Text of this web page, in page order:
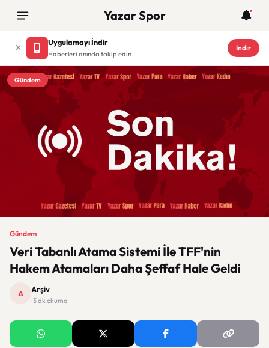
Yazar Spor
Uygulamayı İndir
Haberleri anında takip edin
İndir
Gündem
Gündem
Veri Tabanlı Atama Sistemi İle TFF'nin
Hakem Atamaları Daha Şeffaf Hale Geldi
A Arşiv
· 3 dk okuma